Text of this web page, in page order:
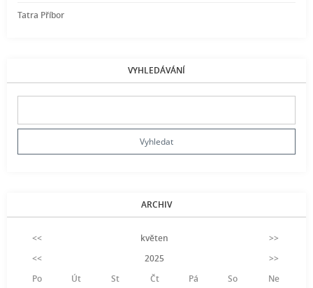
Tatra Příbor
VYHLEDÁVÁNÍ
ARCHIV
<< květen
>>
<<
2025
>>
Po
Út St Čt Pá So
Ne